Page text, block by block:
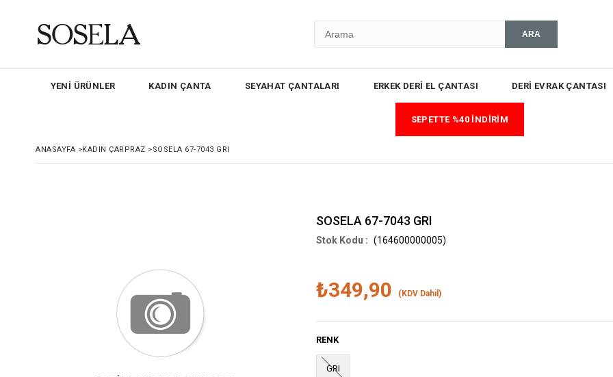
YENİ ÜRÜNLER KADIN ÇANTA SEYAHAT ÇANTALARI ERKEK DERİ EL ÇANTASI DERİ EVRAK ÇANTASI
SEPETTE %40 İNDİRİM
ANASAYFA >KADIN ÇARPRAZ >SOSELA 67-7043 GRI
SOSELA 67-7043 GRI
(164600000005)
₺349,90 (KDV Dahil)
RENK
GRI